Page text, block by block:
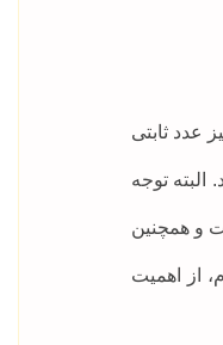
عدد ثابتی
توجه
و همچنین
از اهمیت